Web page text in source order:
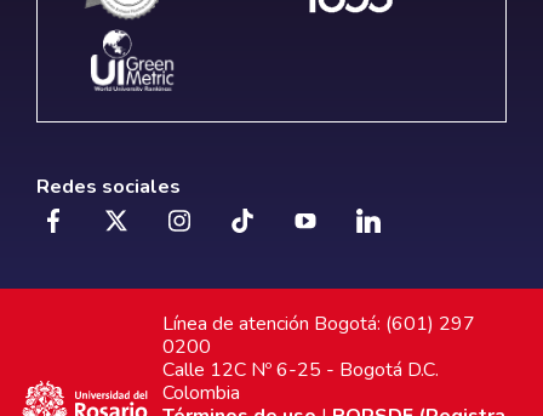
Redes sociales
Línea de atención Bogotá: (601) 297
0200
Calle 12C Nº 6-25 - Bogotá D.C.
Colombia